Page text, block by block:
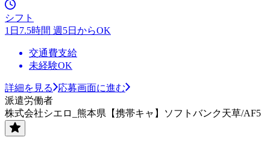
シフト
1日7.5時間 週5日からOK
交通費支給
未経験OK
詳細を見る
応募画面に進む
派遣労働者
株式会社シエロ_熊本県【携帯キャ】ソフトバンク天草/AF5